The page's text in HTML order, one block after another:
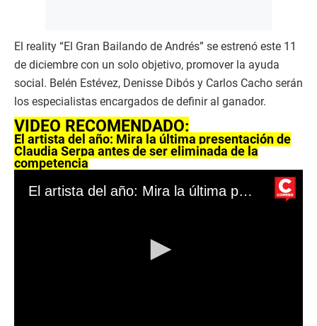
El reality “El Gran Bailando de Andrés” se estrenó este 11
de diciembre con un solo objetivo, promover la ayuda
social. Belén Estévez, Denisse Dibós y Carlos Cacho serán
los especialistas encargados de definir al ganador.
VIDEO RECOMENDADO:
El artista del año: Mira la última presentación de
Claudia Serpa antes de ser eliminada de la
competencia
El artista del año: Mira la última presentación de Claudia Serpa antes de ser eliminada de la competencia